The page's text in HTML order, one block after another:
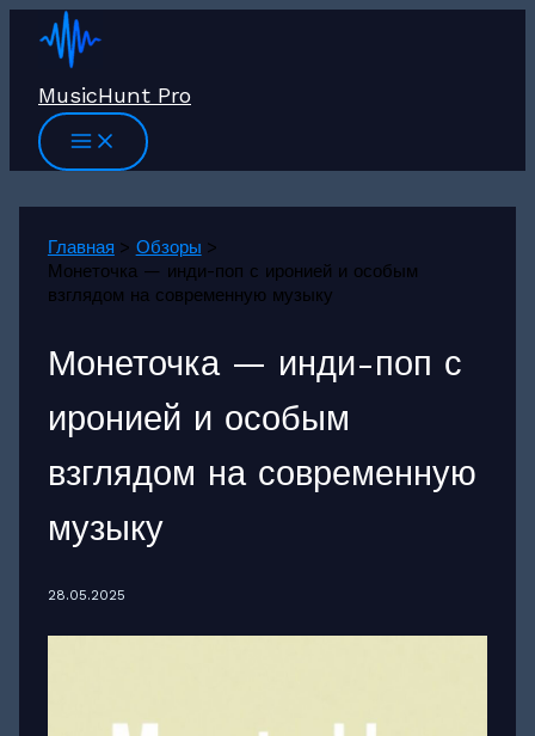
Перейти
MusicHunt Pro
Главная
Обзоры
Монеточка — инди-поп с иронией и особым
взглядом на современную музыку
Монеточка — инди-поп с
иронией и особым
взглядом на современную
музыку
28.05.2025